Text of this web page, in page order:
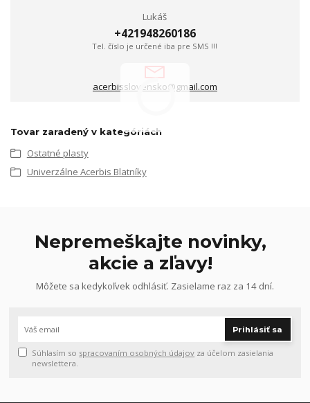
Lukáš
+421948260186
Tel. číslo je určené iba pre SMS !!!
acerbisslovensko@gmail.com
Tovar zaradený v kategóriách
Ostatné plasty
Univerzálne Acerbis Blatníky
Nepremeškajte novinky,
akcie a zľavy!
Môžete sa kedykoľvek odhlásiť. Zasielame raz za 14 dní.
Prihlásiť sa
Súhlasím so spracovaním osobných údajov za účelom zasielania
newslettera.